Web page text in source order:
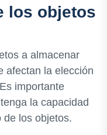
los objetos
a almacenar
afectan la elección
importante
la capacidad
de los objetos.